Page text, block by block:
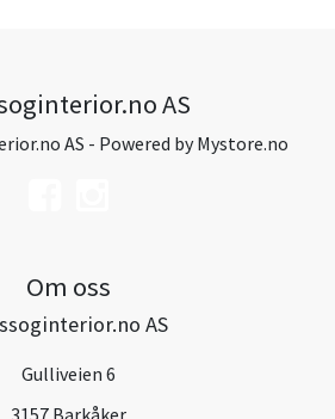
AS
AS - Powered byMystore.no
Om oss
AS
Gulliveien 6